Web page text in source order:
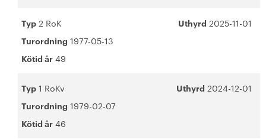
Typ 2 RoK Uthyrd 2025-11-01
Turordning 1977-05-13
Kötid år 49
Typ 1 RoKv Uthyrd 2024-12-01
Turordning 1979-02-07
Kötid år 46